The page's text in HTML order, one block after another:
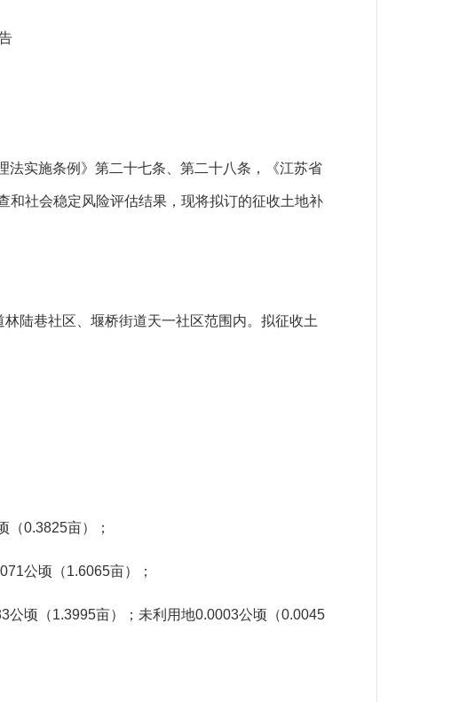
实施条例》第二十七条、第二十八条，《江苏省
和社会稳定风险评估结果，现将拟订的征收土地补
陆巷社区、堰桥街道天一社区范围内。拟征收土
（0.3825亩）；
公顷（1.6065亩）；
公顷（1.3995亩）；未利用地0.0003公顷（0.0045